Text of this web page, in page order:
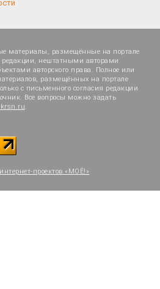
материалы, размещённые на портале
редакции, нештатными авторами
авторского права. Полное или
размещённых на портале
с письменного согласия редакции
Все вопросы можно задать
.
проектов «МОЁ!»